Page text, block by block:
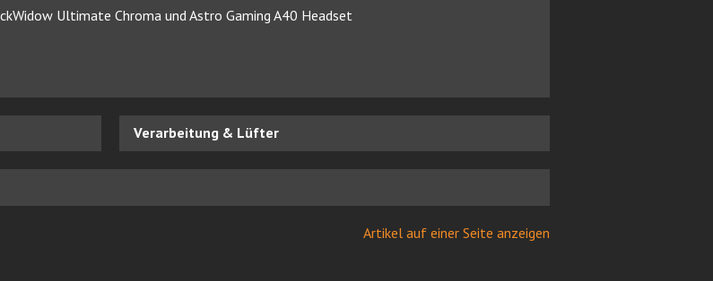
Ultimate Chroma und Astro Gaming A40 Headset
Verarbeitung & Lüfter
Artikel auf einer Seite anzeigen